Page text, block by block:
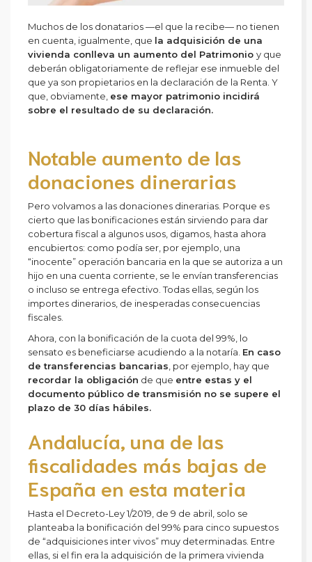
Muchos de los donatarios —el que la recibe— no tienen
en cuenta, igualmente, que la adquisición de una
vivienda conlleva un aumento del Patrimonio y que
deberán obligatoriamente de reflejar ese inmueble del
que ya son propietarios en la declaración de la Renta. Y
que, obviamente, ese mayor patrimonio incidirá
sobre el resultado de su declaración.
Notable aumento de las
donaciones dinerarias
Pero volvamos a las donaciones dinerarias. Porque es
cierto que las bonificaciones están sirviendo para dar
cobertura fiscal a algunos usos, digamos, hasta ahora
encubiertos: como podía ser, por ejemplo, una
“inocente” operación bancaria en la que se autoriza a un
hijo en una cuenta corriente, se le envían transferencias
o incluso se entrega efectivo. Todas ellas, según los
importes dinerarios, de inesperadas consecuencias
fiscales.
Ahora, con la bonificación de la cuota del 99%, lo
sensato es beneficiarse acudiendo a la notaría. En caso
de transferencias bancarias , por ejemplo, hay que
recordar la obligación de que entre estas y el
documento público de transmisión no se supere el
plazo de 30 días hábiles.
Andalucía, una de las
fiscalidades más bajas de
España en esta materia
Hasta el Decreto-Ley 1/2019, de 9 de abril, solo se
planteaba la bonificación del 99% para cinco supuestos
de “adquisiciones inter vivos” muy determinadas. Entre
ellas, si el fin era la adquisición de la primera vivienda